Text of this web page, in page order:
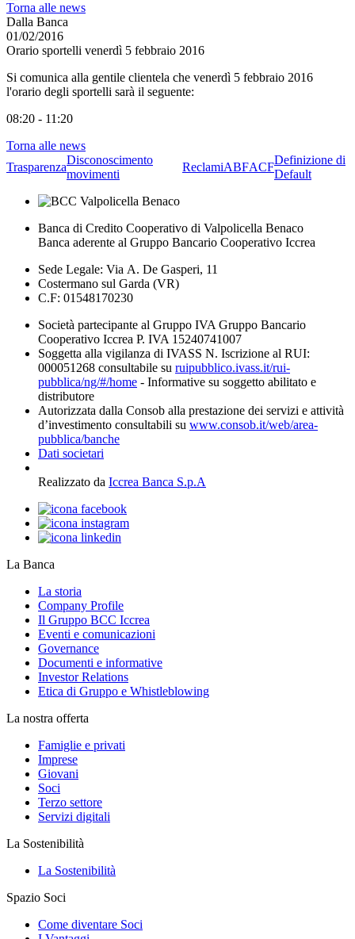
Torna alle news
Dalla Banca
01/02/2016
Orario sportelli venerdì 5 febbraio 2016
Si comunica alla gentile clientela che venerdì 5 febbraio 2016
l'orario degli sportelli sarà il seguente:
08:20 - 11:20
Torna alle news
Trasparenza
Disconoscimento
movimenti
ReclamiABFACF
Definizione di
Default
Banca di Credito Cooperativo di Valpolicella Benaco
Banca aderente al Gruppo Bancario Cooperativo Iccrea
Sede Legale: Via A. De Gasperi, 11
Costermano sul Garda (VR)
C.F: 01548170230
Società partecipante al Gruppo IVA Gruppo Bancario
Cooperativo Iccrea P. IVA 15240741007
Soggetta alla vigilanza di IVASS N. Iscrizione al RUI:
000051268 consultabile su ruipubblico.ivass.it/rui-
pubblica/ng/#/home - Informative su soggetto abilitato e
distributore
Autorizzata dalla Consob alla prestazione dei servizi e attività
d’investimento consultabili su www.consob.it/web/area-
pubblica/banche
Dati societari
Realizzato da Iccrea Banca S.p.A
La Banca
La storia
Company Profile
Il Gruppo BCC Iccrea
Eventi e comunicazioni
Governance
Documenti e informative
Investor Relations
Etica di Gruppo e Whistleblowing
La nostra offerta
Famiglie e privati
Imprese
Giovani
Soci
Terzo settore
Servizi digitali
La Sostenibilità
La Sostenibilità
Spazio Soci
Come diventare Soci